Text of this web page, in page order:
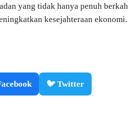
yang tidak hanya penuh berkah
kesejahteraan ekonomi.
🐦 Twitter